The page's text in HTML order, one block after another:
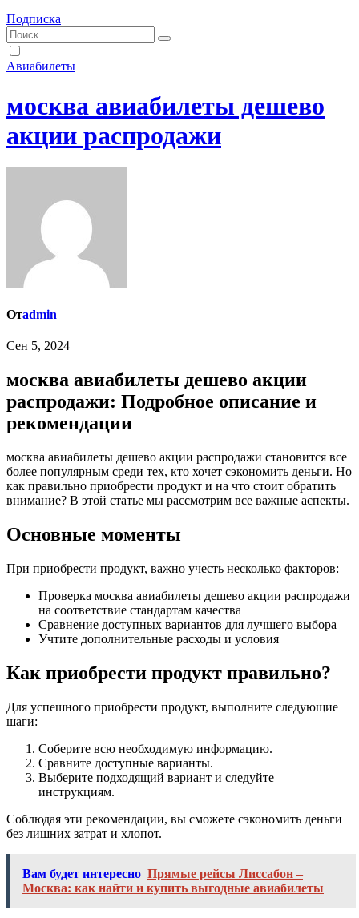
Подписка
Авиабилеты
москва авиабилеты дешево
акции распродажи
Отadmin
Сен 5, 2024
москва авиабилеты дешево акции
распродажи: Подробное описание и
рекомендации
москва авиабилеты дешево акции распродажи становится все
более популярным среди тех, кто хочет сэкономить деньги. Но
как правильно приобрести продукт и на что стоит обратить
внимание? В этой статье мы рассмотрим все важные аспекты.
Основные моменты
При приобрести продукт, важно учесть несколько факторов:
Проверка москва авиабилеты дешево акции распродажи
на соответствие стандартам качества
Сравнение доступных вариантов для лучшего выбора
Учтите дополнительные расходы и условия
Как приобрести продукт правильно?
Для успешного приобрести продукт, выполните следующие
шаги:
Соберите всю необходимую информацию.
Сравните доступные варианты.
Выберите подходящий вариант и следуйте
инструкциям.
Соблюдая эти рекомендации, вы сможете сэкономить деньги
без лишних затрат и хлопот.
Вам будет интересно Прямые рейсы Лиссабон –
Москва: как найти и купить выгодные авиабилеты